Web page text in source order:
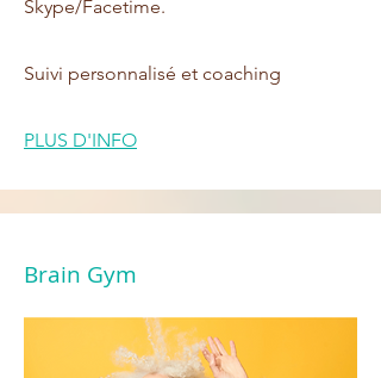
Skype/Facetime.
Suivi personnalisé et coaching
PLUS D'INFO
Brain Gym